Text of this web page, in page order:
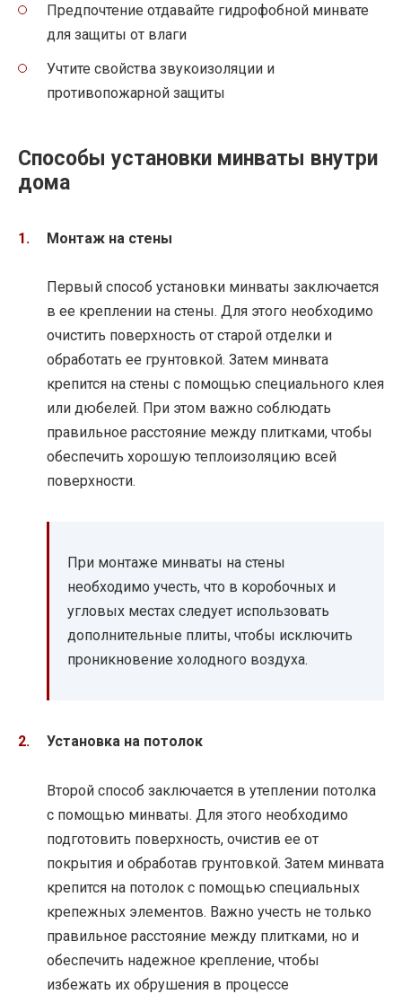
Предпочтение отдавайте гидрофобной минвате
для защиты от влаги
Учтите свойства звукоизоляции и
противопожарной защиты
Способы установки минваты внутри
дома
Монтаж на стены
Первый способ установки минваты заключается
в ее креплении на стены. Для этого необходимо
очистить поверхность от старой отделки и
обработать ее грунтовкой. Затем минвата
крепится на стены с помощью специального клея
или дюбелей. При этом важно соблюдать
правильное расстояние между плитками, чтобы
обеспечить хорошую теплоизоляцию всей
поверхности.
При монтаже минваты на стены
необходимо учесть, что в коробочных и
угловых местах следует использовать
дополнительные плиты, чтобы исключить
проникновение холодного воздуха.
Установка на потолок
Второй способ заключается в утеплении потолка
с помощью минваты. Для этого необходимо
подготовить поверхность, очистив ее от
покрытия и обработав грунтовкой. Затем минвата
крепится на потолок с помощью специальных
крепежных элементов. Важно учесть не только
правильное расстояние между плитками, но и
обеспечить надежное крепление, чтобы
избежать их обрушения в процессе